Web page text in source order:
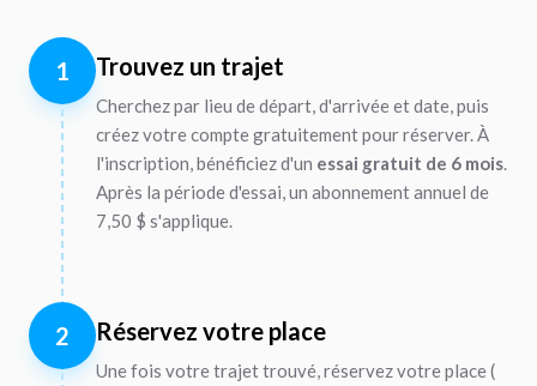
1 Trouvez un trajet
Cherchez par lieu de départ, d'arrivée et date, puis
créez votre compte gratuitement pour réserver. À
l'inscription, bénéficiez d'un essai gratuit de 6 mois.
Après la période d'essai, un abonnement annuel de
7,50 $ s'applique.
2 Réservez votre place
Une fois votre trajet trouvé, réservez votre place (